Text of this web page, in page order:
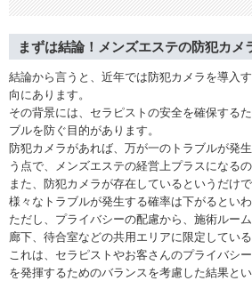
まずは結論！メンズエステの防犯カメ
結論から言うと、近年では防犯カメラを導入
向にあります。
その背景には、セラピストの安全を確保する
ブルを防ぐ目的があります。
防犯カメラがあれば、万が一のトラブルが発
う点で、メンズエステの経営上プラスになるの
また、防犯カメラが存在しているというだけ
様々なトラブルが発生する確率は下がるといわ
ただし、プライバシーの配慮から、施術ルー
廊下、待合室などの共用エリアに限定している
これは、セラピストやお客さんのプライバシ
を発揮するためのバランスを考慮した結果とい